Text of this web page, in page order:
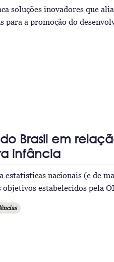
soluções inovadores que
para a promoção do
Brasil em
infância
nacionais (e de
objetivos estabelecidos pela